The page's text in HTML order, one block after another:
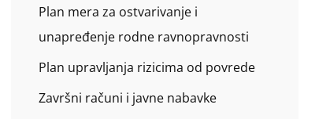
Plan mera za ostvarivanje i
unapređenje rodne ravnopravnosti
Plan upravljanja rizicima od povrede
Završni računi i javne nabavke